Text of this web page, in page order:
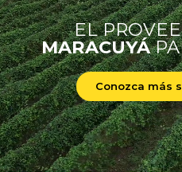
EL
MARACUYÁ
Conozca más